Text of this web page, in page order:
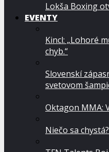
Lokša Boxing
EVENTY
Kincl: „Lohoré
chyb.“
Slovenskí
svetovom
Oktagon MMA:
Niečo sa